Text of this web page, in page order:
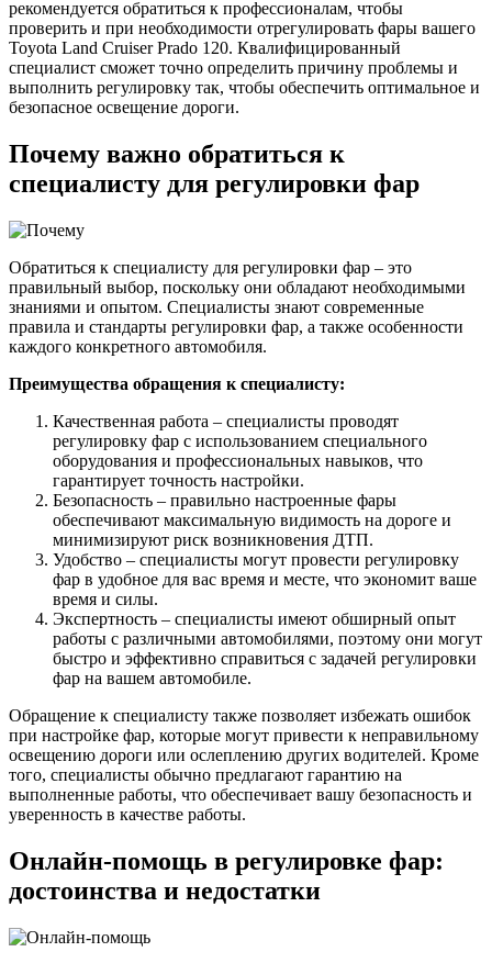
рекомендуется обратиться к профессионалам, чтобы
проверить и при необходимости отрегулировать фары вашего
Toyota Land Cruiser Prado 120. Квалифицированный
специалист сможет точно определить причину проблемы и
выполнить регулировку так, чтобы обеспечить оптимальное и
безопасное освещение дороги.
Почему важно обратиться к
специалисту для регулировки фар
Обратиться к специалисту для регулировки фар – это
правильный выбор, поскольку они обладают необходимыми
знаниями и опытом. Специалисты знают современные
правила и стандарты регулировки фар, а также особенности
каждого конкретного автомобиля.
Преимущества обращения к специалисту:
Качественная работа – специалисты проводят
регулировку фар с использованием специального
оборудования и профессиональных навыков, что
гарантирует точность настройки.
Безопасность – правильно настроенные фары
обеспечивают максимальную видимость на дороге и
минимизируют риск возникновения ДТП.
Удобство – специалисты могут провести регулировку
фар в удобное для вас время и месте, что экономит ваше
время и силы.
Экспертность – специалисты имеют обширный опыт
работы с различными автомобилями, поэтому они могут
быстро и эффективно справиться с задачей регулировки
фар на вашем автомобиле.
Обращение к специалисту также позволяет избежать ошибок
при настройке фар, которые могут привести к неправильному
освещению дороги или ослеплению других водителей. Кроме
того, специалисты обычно предлагают гарантию на
выполненные работы, что обеспечивает вашу безопасность и
уверенность в качестве работы.
Онлайн-помощь в регулировке фар:
достоинства и недостатки